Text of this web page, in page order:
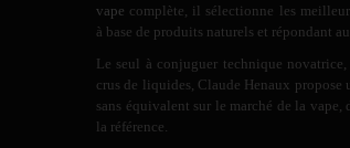
vape complète, il sélectionne les
à base de produits naturels et répondant
Le seul à conjuguer technique
crus de liquides, Claude Henaux propose
sans équivalent sur le marché de la
la référence.